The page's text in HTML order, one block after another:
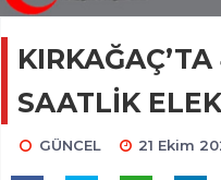
SAATLİK
GÜNCEL 21 Ekim